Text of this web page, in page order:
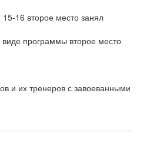
16 второе место занял
программы второе место
и их тренеров с завоеванными